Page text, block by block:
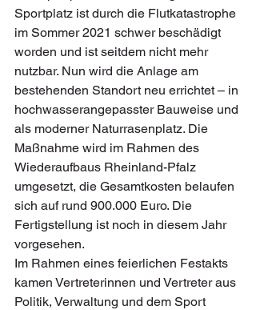
Sportplatz ist durch die Flutkatastrophe
im Sommer 2021 schwer beschädigt
worden und ist seitdem nicht mehr
nutzbar. Nun wird die Anlage am
bestehenden Standort neu errichtet – in
hochwasserangepasster Bauweise und
als moderner Naturrasenplatz. Die
Maßnahme wird im Rahmen des
Wiederaufbaus Rheinland-Pfalz
umgesetzt, die Gesamtkosten belaufen
sich auf rund 900.000 Euro. Die
Fertigstellung ist noch in diesem Jahr
vorgesehen.
Im Rahmen eines feierlichen Festakts
kamen Vertreterinnen und Vertreter aus
Politik, Verwaltung und dem Sport